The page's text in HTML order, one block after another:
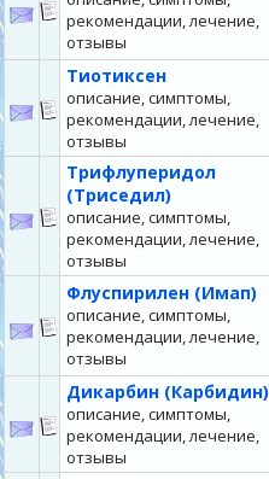
рекомендации, лечение,
отзывы
Тиотиксен
описание, симптомы,
рекомендации, лечение,
отзывы
Трифлуперидол
(Триседил)
описание, симптомы,
рекомендации, лечение,
отзывы
Флуспирилен (Имап)
описание, симптомы,
рекомендации, лечение,
отзывы
Дикарбин (Карбидин)
описание, симптомы,
рекомендации, лечение,
отзывы